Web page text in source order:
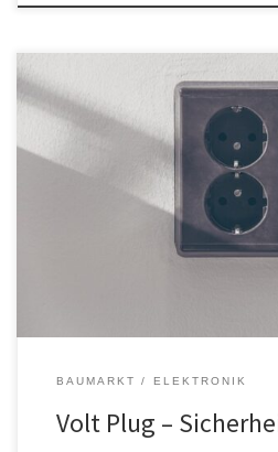
Eine Volt Plug Steckdose ist eine
den Einsatz in Europa entwickelt
kompatibel ist. Sie dient zur
und ist in den meisten Wohnungen
finden. Die Steckdose ist bekannt für
Sicherheit und wird […]
BAUMARKT ELEKTRONIK
Volt Plug –